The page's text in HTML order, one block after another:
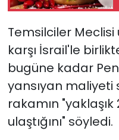
Temsilciler
karşı İsrail'le
bugüne kadar
yansıyan maliyeti
rakamın
ulaştığını" söyledi.